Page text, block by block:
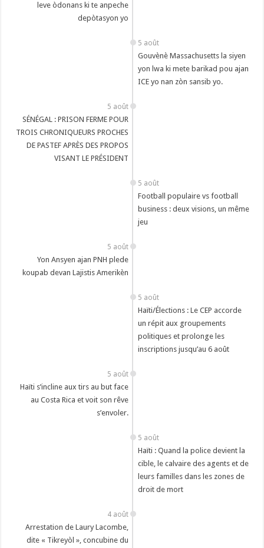
leve òdonans ki te anpeche
depòtasyon yo
5 août
Gouvènè Massachusetts la siyen
yon lwa ki mete barikad pou ajan
ICE yo nan zòn sansib yo.
5 août
SÉNÉGAL : PRISON FERME POUR
TROIS CHRONIQUEURS PROCHES
DE PASTEF APRÈS DES PROPOS
VISANT LE PRÉSIDENT
5 août
Football populaire vs football
business : deux visions, un même
jeu
5 août
Yon Ansyen ajan PNH plede
koupab devan Lajistis Amerikèn
5 août
Haïti/Élections : Le CEP accorde
un répit aux groupements
politiques et prolonge les
inscriptions jusqu’au 6 août
5 août
Haïti s’incline aux tirs au but face
au Costa Rica et voit son rêve
s’envoler.
5 août
‎Haïti : Quand la police devient la
cible, le calvaire des agents et de
leurs familles dans les zones de
droit de mort
4 août
Arrestation de Laury Lacombe,
dite « Tikreyòl », concubine du